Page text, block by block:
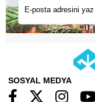
SOSYAL MEDYA